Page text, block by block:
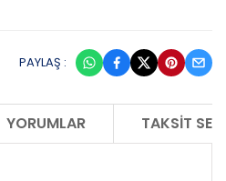
PAYLAŞ :
YORUMLAR TAKSIT